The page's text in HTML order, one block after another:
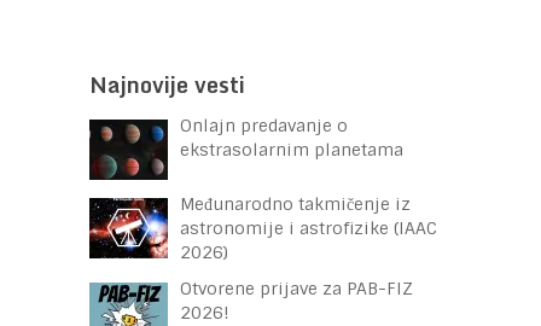
Najnovije vesti
Onlajn predavanje o
ekstrasolarnim planetama
Međunarodno takmičenje iz
astronomije i astrofizike (IAAC
2026)
Otvorene prijave za PAB-FIZ
2026!